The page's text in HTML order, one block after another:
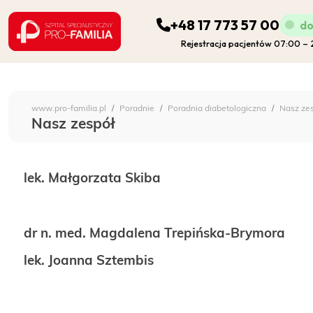
Szpital Specjalistyczny
+48 17 773 57 00
Rejestracja pacjentów 07:00 –
PORADNIE
POZOSTAŁA DZIAŁALNOŚĆ SZPITALA
www.pro-familia.pl Poradnie Poradnia diabetologiczna Nasz
Nasz zespół
lek. Małgorzata Skiba
dr n. med. Magdalena Trepińska-Brymora
lek. Joanna Sztembis